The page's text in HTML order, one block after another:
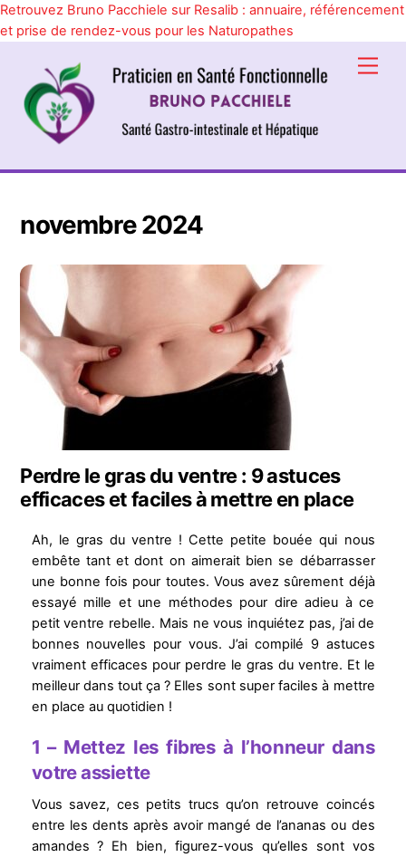
Retrouvez Bruno Pacchiele sur Resalib : annuaire, référencement
et prise de rendez-vous pour les Naturopathes
content
novembre 2024
Perdre le gras du ventre : 9 astuces
efficaces et faciles à mettre en place
Ah, le gras du ventre ! Cette petite bouée qui nous
embête tant et dont on aimerait bien se débarrasser
une bonne fois pour toutes. Vous avez sûrement déjà
essayé mille et une méthodes pour dire adieu à ce
petit ventre rebelle. Mais ne vous inquiétez pas, j’ai de
bonnes nouvelles pour vous. J’ai compilé 9 astuces
vraiment efficaces pour perdre le gras du ventre. Et le
meilleur dans tout ça ? Elles sont super faciles à mettre
en place au quotidien !
1 – Mettez les fibres à l’honneur dans
votre assiette
Vous savez, ces petits trucs qu’on retrouve coincés
entre les dents après avoir mangé de l’ananas ou des
amandes ? Eh bien, figurez-vous qu’elles sont vos